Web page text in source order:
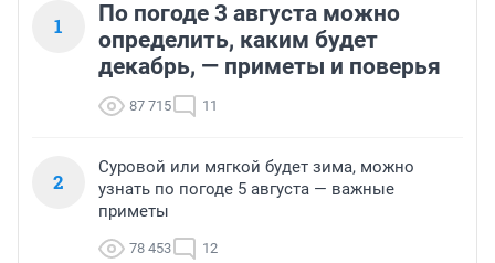
1
По погоде 3 августа можно
определить, каким будет
декабрь, — приметы и поверья
87 715 11
2
Суровой или мягкой будет зима, можно
узнать по погоде 5 августа — важные
приметы
78 453 12